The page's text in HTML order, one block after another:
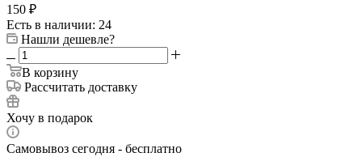
150 ₽
Есть в наличии: 24
Нашли дешевле?
В корзину
Рассчитать доставку
Хочу в подарок
Самовывоз сегодня - бесплатно